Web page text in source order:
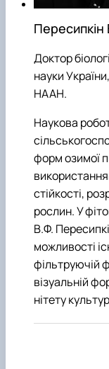
Доктор
науки
НААН.
Наукова
форм озимої
стійкості,
рослин. У
В.Ф.
можливості
фільтруючій
візуальній
нітету